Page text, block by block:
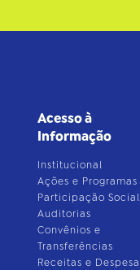
Acesso à
Informação
Institucional
Ações e Programas
Participação Social
Auditorias
Convênios e
Transferências
Receitas e